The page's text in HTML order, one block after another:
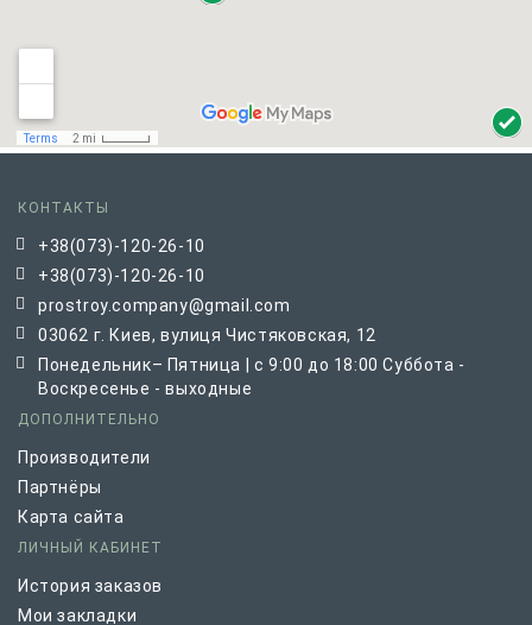
КОНТАКТЫ
+38(073)-120-26-10
+38(073)-120-26-10
prostroy.company@gmail.com
03062 г. Киев, вулиця Чистяковская, 12
Понедельник– Пятница | с 9:00 до 18:00 Суббота -
Воскресенье - выходные
ДОПОЛНИТЕЛЬНО
Производители
Партнёры
Карта сайта
ЛИЧНЫЙ КАБИНЕТ
История заказов
Мои закладки